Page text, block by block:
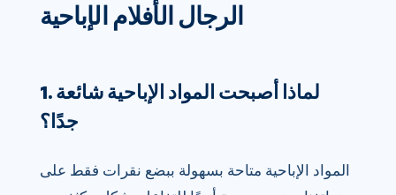
الرجال الأفلام الإباحية
1. لماذا أصبحت المواد الإباحية شائعة
جدًا؟
المواد الإباحية متاحة بسهولة ببضع نقرات فقط على